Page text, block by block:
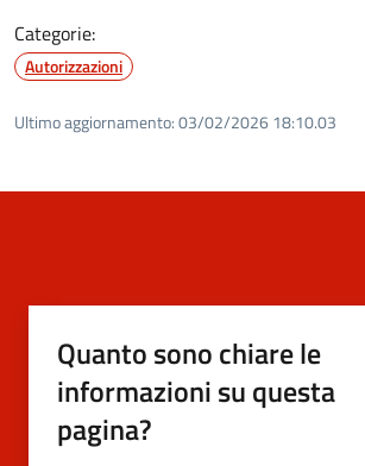
Categorie:
Autorizzazioni
Ultimo aggiornamento:03/02/2026 18:10.03
Quanto sono chiare le
informazioni su questa
pagina?